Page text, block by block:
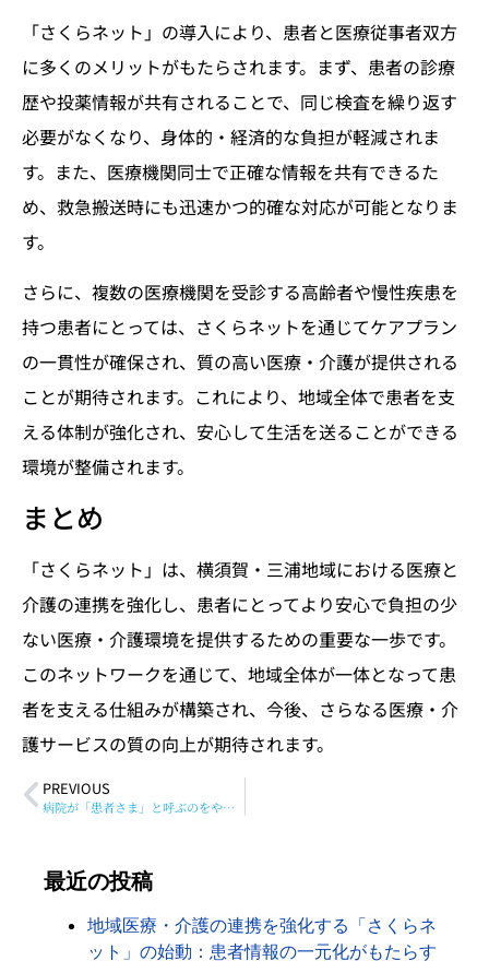
「さくらネット」の導入により、患者と医療従事者双方
に多くのメリットがもたらされます。まず、患者の診療
歴や投薬情報が共有されることで、同じ検査を繰り返す
必要がなくなり、身体的・経済的な負担が軽減されま
す。また、医療機関同士で正確な情報を共有できるた
め、救急搬送時にも迅速かつ的確な対応が可能となりま
す。
さらに、複数の医療機関を受診する高齢者や慢性疾患を
持つ患者にとっては、さくらネットを通じてケアプラン
の一貫性が確保され、質の高い医療・介護が提供される
ことが期待されます。これにより、地域全体で患者を支
える体制が強化され、安心して生活を送ることができる
環境が整備されます。
まとめ
「さくらネット」は、横須賀・三浦地域における医療と
介護の連携を強化し、患者にとってより安心で負担の少
ない医療・介護環境を提供するための重要な一歩です。
このネットワークを通じて、地域全体が一体となって患
者を支える仕組みが構築され、今後、さらなる医療・介
護サービスの質の向上が期待されます。
PREVIOUS
病院が「患者さま」と呼ぶのをやめ始めた深い理由とその背景
最近の投稿
地域医療・介護の連携を強化する「さくらネ
ット」の始動：患者情報の一元化がもたらす